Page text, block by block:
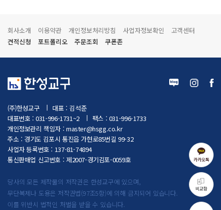
카카오톡
비교함
회사소개 이용약관 개인정보처리방침 사업자정보확인
고객센터
견적신청
포트폴리오 주문조회 쿠폰존
(주)한성교구
대표 : 김석준
대표번호 : 031-996-1731~2
팩스 : 031-996-1733
개인정보관리 책임자 : master@hsgg.co.kr
주소 : 경기도 김포시 통진읍 가현로85번길 99-32
사업자 등록번호 : 137-81-74894
통신판매업 신고번호 : 제2007-경기김포-0059호
당사의 모든 제작물의 저작권은 한성교구에 있으며,
무단복제나 도용은 저작권법(97조5항)에 의해 금지되어 있습니다.
이를 위반시 법적인 처벌을 받을 수 있습니다.